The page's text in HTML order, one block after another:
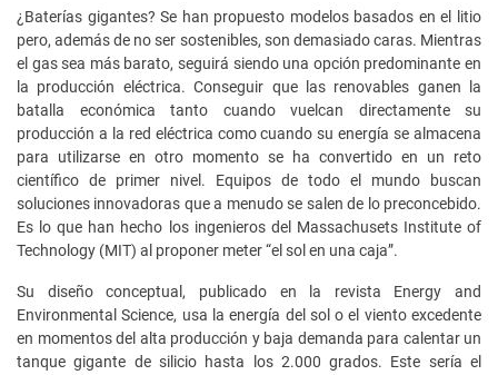
¿Baterías gigantes? Se han propuesto modelos basados en el litio
pero, además de no ser sostenibles, son demasiado caras. Mientras
el gas sea más barato, seguirá siendo una opción predominante en
la producción eléctrica. Conseguir que las renovables ganen la
batalla económica tanto cuando vuelcan directamente su
producción a la red eléctrica como cuando su energía se almacena
para utilizarse en otro momento se ha convertido en un reto
científico de primer nivel. Equipos de todo el mundo buscan
soluciones innovadoras que a menudo se salen de lo preconcebido.
Es lo que han hecho los ingenieros del Massachusets Institute of
Technology (MIT) al proponer meter “el sol en una caja”.
Su diseño conceptual, publicado en la revista Energy and
Environmental Science, usa la energía del sol o el viento excedente
en momentos del alta producción y baja demanda para calentar un
tanque gigante de silicio hasta los 2.000 grados. Este sería el